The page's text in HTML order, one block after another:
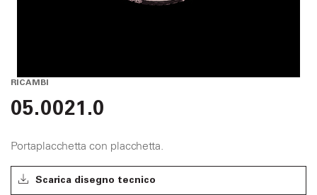
RICAMBI
05.0021.0
Portaplacchetta con placchetta.
Scarica disegno tecnico